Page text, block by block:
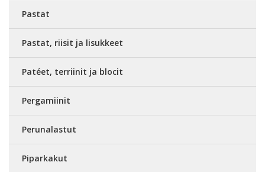
Pastat
Pastat, riisit ja lisukkeet
Patéet, terriinit ja blocit
Pergamiinit
Perunalastut
Piparkakut